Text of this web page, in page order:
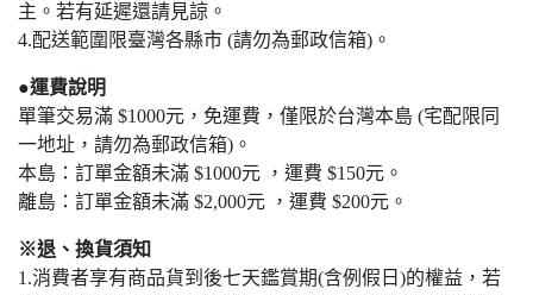
主。若有延遲還請見諒。
4.配送範圍限臺灣各縣市 (請勿為郵政信箱)。
●運費說明
單筆交易滿 $1000元，免運費，僅限於台灣本島 (宅配限同
一地址，請勿為郵政信箱)。
本島：訂單金額未滿 $1000元 ，運費 $150元。
離島：訂單金額未滿 $2,000元 ，運費 $200元。
※退、換貨須知
1.消費者享有商品貨到後七天鑑賞期(含例假日)的權益，若